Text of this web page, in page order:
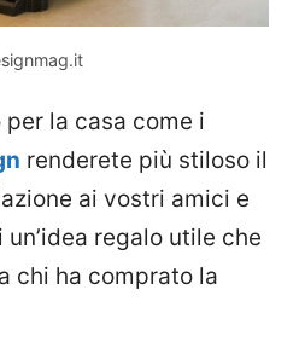
la casa come i
renderete più stiloso il
ai vostri amici e
regalo utile che
chi ha comprato la